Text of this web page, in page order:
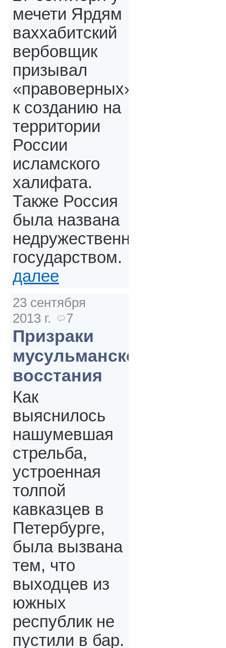
мечети Ярдям
ваххабитский
вербовщик
призывал
«правоверных»,
к созданию на
территории
России
исламского
халифата.
Также Россия
была названа
недружественным
государством.
далее
23 сентября
2013 г.
7
Призраки
мусульманского
восстания
Как
выяснилось
нашумевшая
стрельба,
устроенная
толпой
кавказцев в
Петербурге,
была вызвана
тем, что
выходцев из
южных
республик не
пустили в бар.